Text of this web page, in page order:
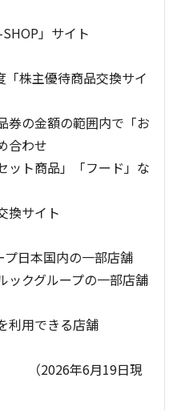
」サイト
株主優待商品交換サイ
の金額の範囲内で「お
合わせ
ト商品」「フード」な
サイト
日本国内の一部店舗
クグループの一部店舗
用できる店舗
6月19日現